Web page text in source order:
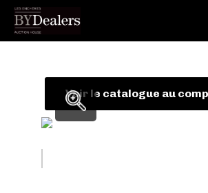
Voir le catalogue au